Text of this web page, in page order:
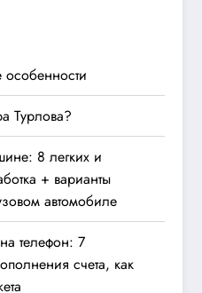
особенности
Турлова?
8 легких и
+ варианты
автомобиле
телефон: 7
счета, как